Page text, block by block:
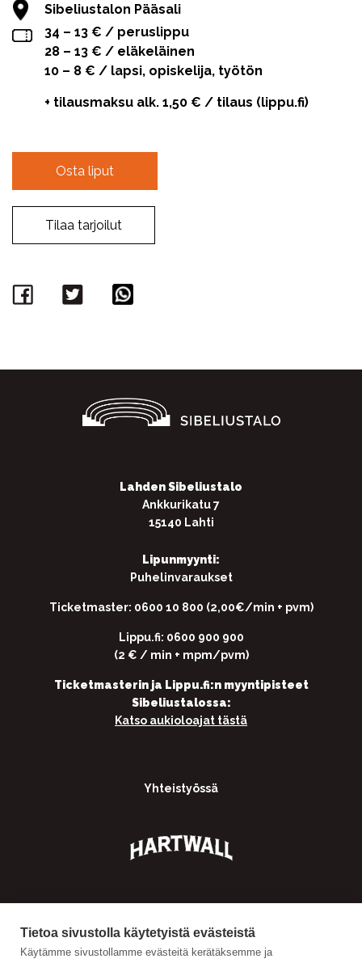
Tietoa sivustolla käytetyistä evästeistä
Käytämme sivustollamme evästeitä kerätäksemme ja
Sibeliustalon Pääsali
34 – 13 € / peruslippu
28 – 13 € / eläkeläinen
10 – 8 € / lapsi, opiskelija, työtön
+ tilausmaksu alk. 1,50 € / tilaus (lippu.fi)
Osta liput
Tilaa tarjoilut
Facebook
Twitter
Lahden Sibeliustalo
Ankkurikatu 7
15140 Lahti
Lipunmyynti:
Puhelinvaraukset
Ticketmaster: 0600 10 800 (2,00€/min + pvm)
Lippu.fi: 0600 900 900
(2 € / min + mpm/pvm)
Ticketmasterin ja Lippu.fi:n myyntipisteet
Sibeliustalossa:
Katso aukioloajat tästä
Yhteistyössä